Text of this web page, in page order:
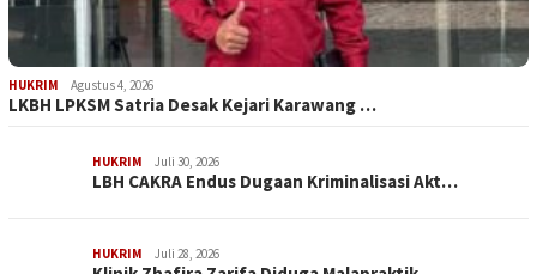
HUKRIM Agustus 4, 2026
LKBH LPKSM Satria Desak Kejari Karawang …
HUKRIM Juli 30, 2026
LBH CAKRA Endus Dugaan Kriminalisasi Akt…
HUKRIM Juli 28, 2026